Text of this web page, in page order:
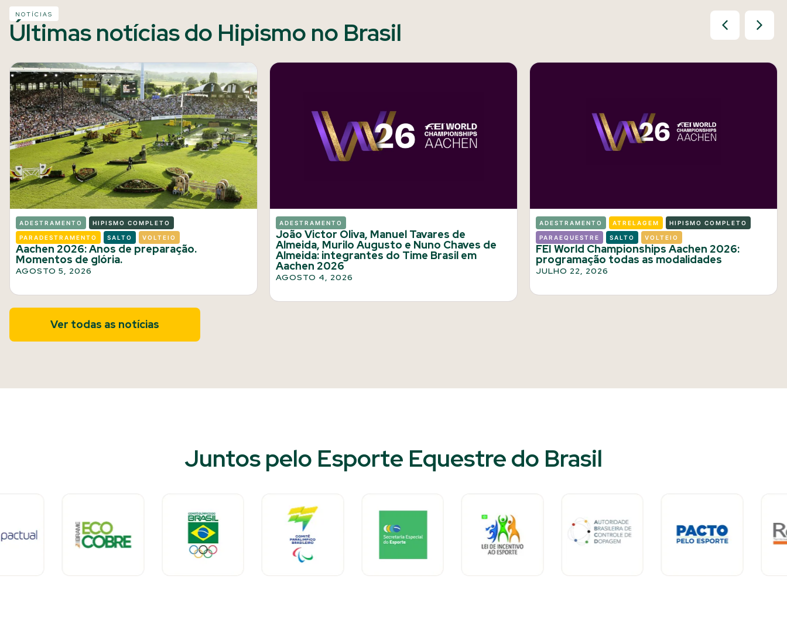
NOTÍCIAS
Últimas notícias do Hipismo no Brasil
ADESTRAMENTO HIPISMO COMPLETO
PARADESTRAMENTO SALTO VOLTEIO
Aachen 2026: Anos de preparação.
Momentos de glória.
AGOSTO 5, 2026
ADESTRAMENTO
João Victor Oliva, Manuel Tavares de
Almeida, Murilo Augusto e Nuno Chaves de
Almeida: integrantes do Time Brasil em
Aachen 2026
AGOSTO 4, 2026
ADESTRAMENTO ATRELAGEM HIPISMO COMPLETO
PARAEQUESTRE SALTO VOLTEIO
FEI World Championships Aachen 2026:
programação todas as modalidades
JULHO 22, 2026
Ver todas as notícias
Juntos pelo Esporte Equestre do Brasil​